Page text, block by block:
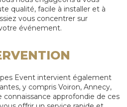
qualité, facile à installer et à
vous concentrer sur
événement.
Event intervient également
y compris Voiron, Annecy,
approfondie de ces